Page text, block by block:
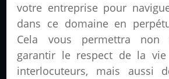
votre entreprise pour
dans ce domaine en
Cela vous permettra non
garantir le respect de la
interlocuteurs, mais aussi